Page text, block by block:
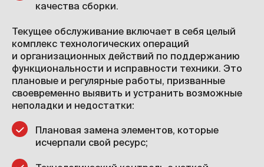
качества сборки.
Текущее обслуживание включает в себя целый
комплекс технологических операций
и организационных действий по поддержанию
функциональности и исправности техники. Это
плановые и регулярные работы, призванные
своевременно выявить и устранить возможные
неполадки и недостатки:
Плановая замена элементов, которые
исчерпали свой ресурс;